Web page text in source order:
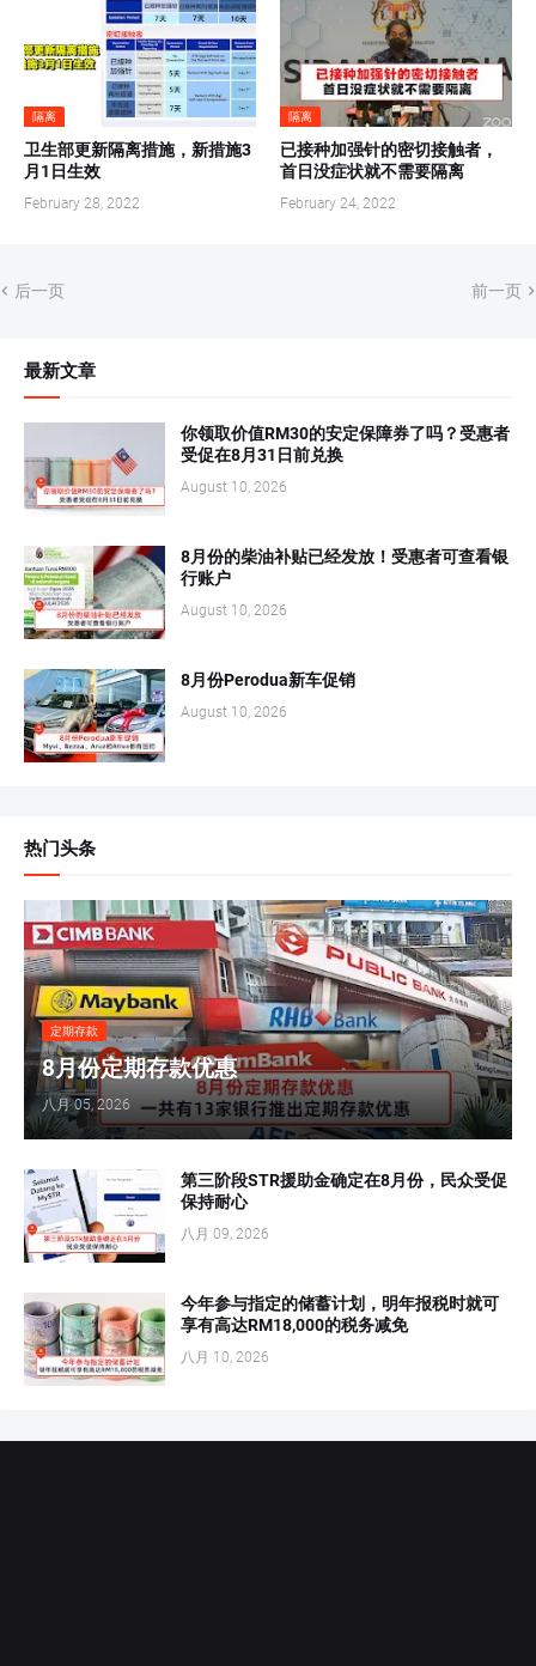
隔离
卫生部更新隔离措施，新措施3
月1日生效
February 28, 2022
隔离
已接种加强针的密切接触者，
首日没症状就不需要隔离
February 24, 2022
后一页 前一页
最新文章
你领取价值RM30的安定保障券了吗？受惠者
受促在8月31日前兑换
August 10, 2026
8月份的柴油补贴已经发放！受惠者可查看银
行账户
August 10, 2026
8月份Perodua新车促销
August 10, 2026
热门头条
定期存款
8月份定期存款优惠
八月 05, 2026
第三阶段STR援助金确定在8月份，民众受促
保持耐心
八月 09, 2026
今年参与指定的储蓄计划，明年报税时就可
享有高达RM18,000的税务减免
八月 10, 2026